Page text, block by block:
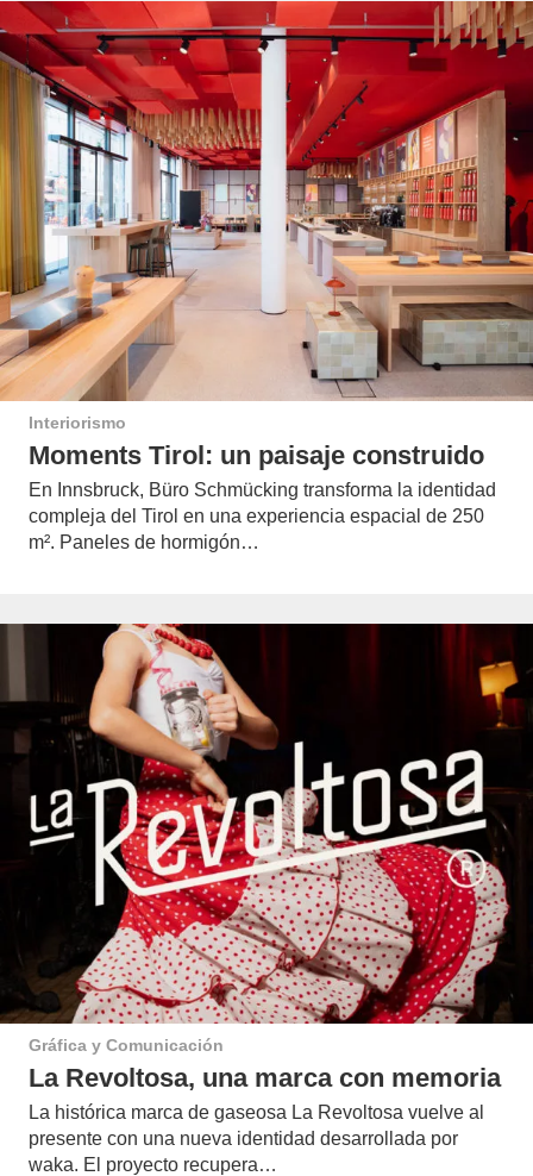
Interiorismo
Moments Tirol: un paisaje construido
En Innsbruck, Büro Schmücking transforma la identidad
compleja del Tirol en una experiencia espacial de 250
m². Paneles de hormigón…
Gráfica y Comunicación
La Revoltosa, una marca con memoria
La histórica marca de gaseosa La Revoltosa vuelve al
presente con una nueva identidad desarrollada por
waka. El proyecto recupera…